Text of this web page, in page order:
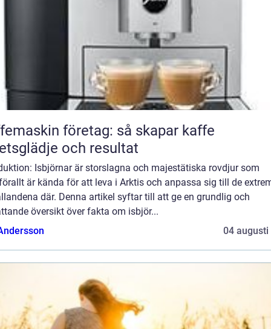
företag: så skapar kaffe
och resultat
Isbjörnar är storslagna och majestätiska rovdjur som
är kända för att leva i Arktis och anpassa sig till de
där. Denna artikel syftar till att ge en grundlig och
översikt över fakta om isbjör...
04 augusti